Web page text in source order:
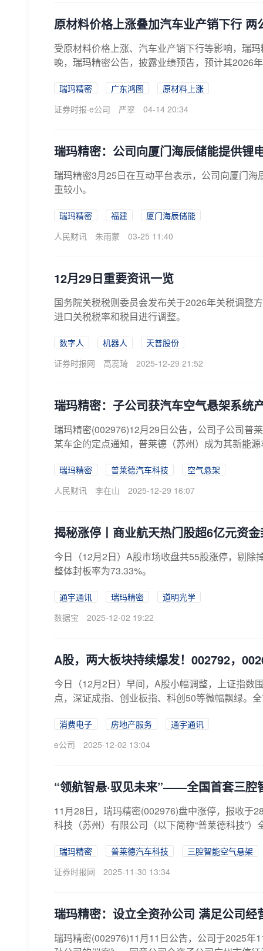
原材料价格上涨叠加汽车业产销下行 两
受原材料价格上涨、汽车业产销下行等影响，瑞
晚，瑞玛精密公告，披露业绩预告，预计其2026
瑞玛精密 广东鸿图
原材料上涨
证券时报·e公司
严翠 04-14 20:34
瑞玛精密：公司向厦门海辰储能提供锂
瑞玛精密3月25日在互动平台表示，公司向厦门
重较小。
瑞玛精密 福建
厦门海辰储能
人民财讯
朱雨蒙 03-25 11:40
12月29日重要资讯一览
国务院关税税则委员会发布关于2026年关税调整
进口关税税率和税目进行调整。
数字人 机器人
天普股份
证券时报网
高蕊琦 2025-12-29 21:52
瑞玛精密：子公司获汽车空气悬架系统
瑞玛精密(002976)12月29日公告，公司子公司普
某车企的定点通知，普莱德（苏州）成为其新能
瑞玛精密 普莱德汽车科技
空气悬架
人民财讯
李在山 2025-12-29 16:07
揭秘涨停丨商业航天热门股超6亿元资
今日（12月2日）A股市场收盘共55股涨停，剔
整体封板率为73.33%。
通宇通讯 瑞玛精密
道明光学
数据宝
2025-12-02 19:22
A股，两大板块持续爆发！002792，
今日（12月2日）早间，A股小幅调整，上证指数
点，深证成指、创业板指、科创50等微幅飘绿。
消费电子 房地产服务
通宇通讯
e公司
2025-12-02 13:04
“领航智悬·驭见未来”——全国首套三腔
11月28日，瑞玛精密(002976)盘中涨停，报收于
科技（苏州）有限公司（以下简称“普莱德科技”
瑞玛精密 普莱德汽车科技
三腔智能空气悬架
证券时报网
2025-11-30 13:34
瑞玛精密：设立全资孙公司 满足公司经
瑞玛精密(002976)11月11日公告，公司于2025年